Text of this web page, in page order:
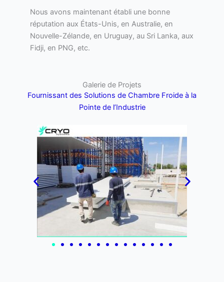
Nous avons maintenant établi une bonne
réputation aux États-Unis, en Australie, en
Nouvelle-Zélande, en Uruguay, au Sri Lanka, aux
Fidji, en PNG, etc.
Galerie de Projets
Fournissant des Solutions de Chambre Froide à la
Pointe de l’Industrie